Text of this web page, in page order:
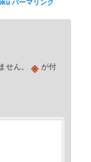
ん。 ※ が付